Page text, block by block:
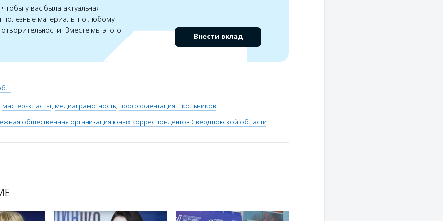
у вас была актуальная
материалы по любому
Вместе мы этого
Внести вклад
мастер-классы, медиаграмотность, профориентация школьников
общественная организация юных корреспондентов Свердловской области